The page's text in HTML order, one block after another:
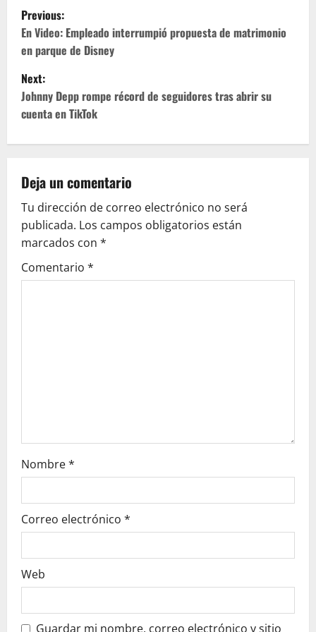
P
o
s
t
n
v
i
g
a
Previous:
En Video: Empleado interrumpió propuesta de matrimonio
en parque de Disney
Next:
Johnny Depp rompe récord de seguidores tras abrir su
cuenta en TikTok
Deja un comentario
Tu dirección de correo electrónico no será
publicada. Los campos obligatorios están
marcados con *
Comentario *
Nombre*
Correo electrónico *
Web
Guardar mi nombre, correo electrónico y sitio